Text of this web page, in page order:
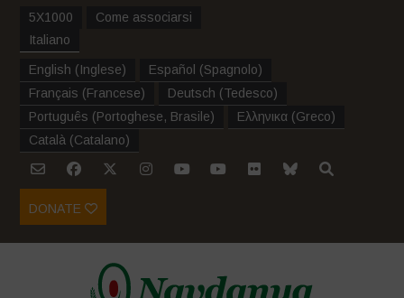
5X1000
Come associarsi
Italiano
English (Inglese) Español (Spagnolo)
Français (Francese) Deutsch (Tedesco)
Português (Portoghese, Brasile) Ελληνικα (Greco)
Català (Catalano)
DONATE